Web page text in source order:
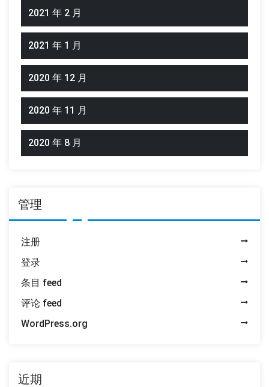
2021 年 2 月
2021 年 1 月
2020 年 12 月
2020 年 11 月
2020 年 8 月
管理
注册
登录
条目 feed
评论 feed
WordPress.org
近期